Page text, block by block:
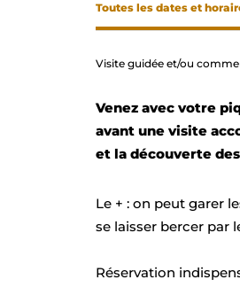
Toutes les dates et
Visite guidée et/ou
Venez avec votre
avant une visite
et la découverte
Le + : on peut garer
se laisser bercer par
Réservation